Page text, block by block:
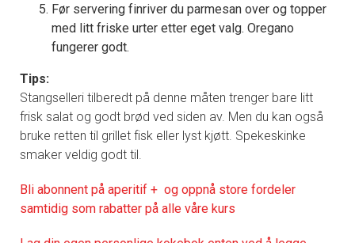
Før servering finriver du parmesan over og topper
med litt friske urter etter eget valg. Oregano
fungerer godt.
Tips:
Stangselleri tilberedt på denne måten trenger bare litt
frisk salat og godt brød ved siden av. Men du kan også
bruke retten til grillet fisk eller lyst kjøtt. Spekeskinke
smaker veldig godt til.
Bli abonnent på aperitif + og oppnå store fordeler
samtidig som rabatter på alle våre kurs